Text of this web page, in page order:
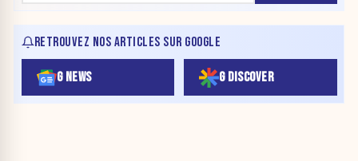
RETROUVEZ NOS ARTICLES SUR GOOGLE
G NEWS G DISCOVER